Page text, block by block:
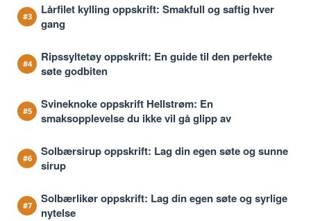
Lårfilet kylling oppskrift: Smakfull og saftig hver
gang
Ripssyltetøy oppskrift: En guide til den perfekte
søte godbiten
Svineknoke oppskrift Hellstrøm: En
smaksopplevelse du ikke vil gå glipp av
Solbærsirup oppskrift: Lag din egen søte og sunne
sirup
Solbærlikør oppskrift: Lag din egen søte og syrlige
nytelse